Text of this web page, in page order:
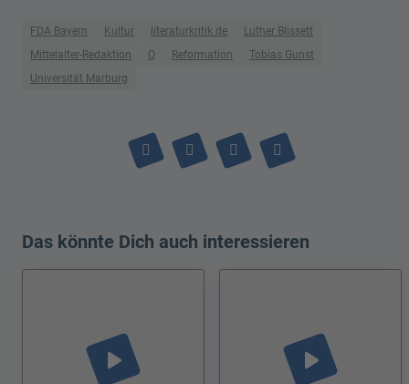
FDA Bayern Kultur literaturkritik.de
Luther Blissett
Mittelalter-Redaktion
Q Reformation
Tobias Gunst
Universität Marburg
Das könnte Dich auch interessieren
play_arrow play_arrow